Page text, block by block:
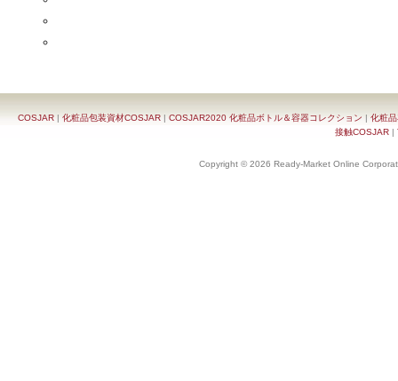
COSJAR | 化粧品包装資材COSJAR | COSJAR2020 化粧品ボトル＆容器コレクション | 化粧
接触COSJAR|
Copyright © 2026 Ready-Market Online